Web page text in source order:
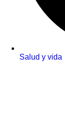
Salud y vida